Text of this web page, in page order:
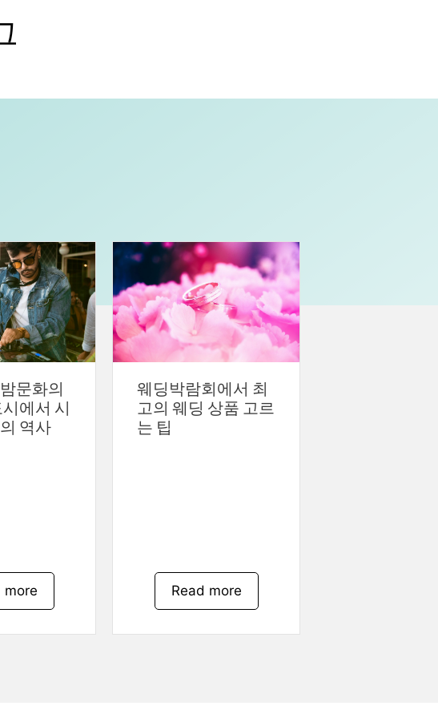
문화의
에서 시
역사
more
웨딩박람회에서 최
고의 웨딩 상품 고르
는 팁
Read more